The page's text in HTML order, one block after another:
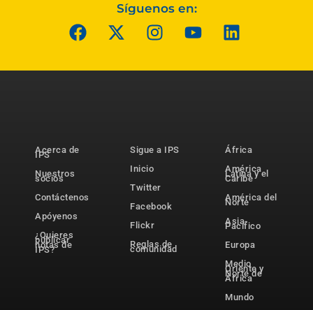
Síguenos en:
Acerca de
IPS
Nuestros
socios
Contáctenos
Apóyenos
¿Quieres
publicar
notas de
IPS?
Sigue a IPS
Inicio
Twitter
Facebook
Flickr
Reglas de
comunidad
África
América
Latina y el
Caribe
América del
Norte
Asia-
Pacífico
Europa
Medio
Oriente y
Norte de
África
Mundo